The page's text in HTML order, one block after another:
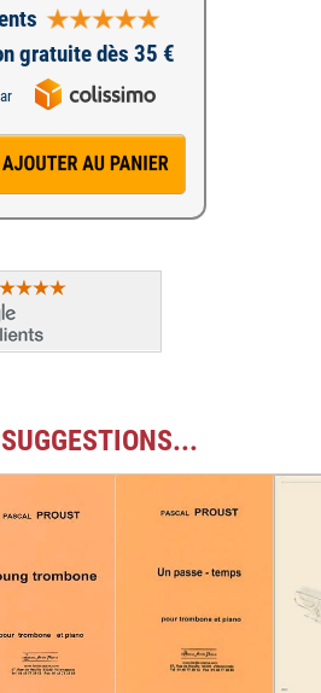
gratuite dès 35 €